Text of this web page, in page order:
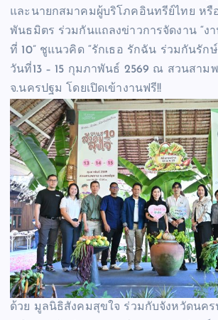
และนายกสมาคมผู้บริโภคอินทรีย์ไทย หรื
พันธมิตร ร่วมกันแถลงข่าวการจัดงาน “ง
ที่ 10” ชูแนวคิด “รักเธอ รักฉัน ร่วมกันรัก
วันที่13 – 15 กุมภาพันธ์ 2569 ณ สวนสาม
จ.นครปฐม โดยเปิดเข้างานฟรี!!
ด้วย มูลนิธิสังคมสุขใจ ร่วมกับจังหวัดนคร